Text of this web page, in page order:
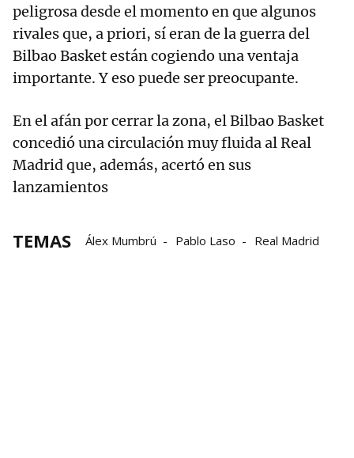
peligrosa desde el momento en que algunos
rivales que, a priori, sí eran de la guerra del
Bilbao Basket están cogiendo una ventaja
importante. Y eso puede ser preocupante.
En el afán por cerrar la zona, el Bilbao Basket
concedió una circulación muy fluida al Real
Madrid que, además, acertó en sus
lanzamientos
TEMAS Álex Mumbrú Pablo Laso Real Madrid